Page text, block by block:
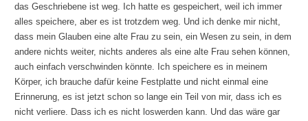
das Geschriebene ist weg. Ich hatte es gespeichert, weil ich immer
alles speichere, aber es ist trotzdem weg. Und ich denke mir nicht,
dass mein Glauben eine alte Frau zu sein, ein Wesen zu sein, in dem
andere nichts weiter, nichts anderes als eine alte Frau sehen können,
auch einfach verschwinden könnte. Ich speichere es in meinem
Körper, ich brauche dafür keine Festplatte und nicht einmal eine
Erinnerung, es ist jetzt schon so lange ein Teil von mir, dass ich es
nicht verliere. Dass ich es nicht loswerden kann. Und das wäre gar